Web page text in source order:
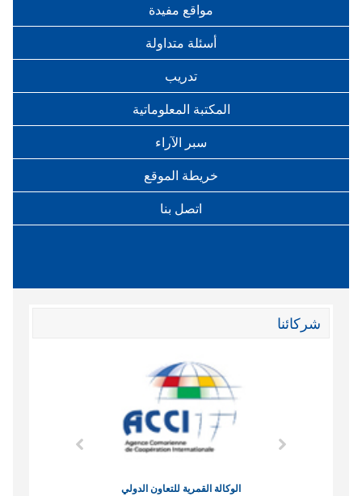
مواقع مفيدة
أسئلة متداولة
تدريب
المكتبة المعلوماتية
سبر الآراء
خريطة الموقع
اتصل بنا
شركائنا
الوكالة القمرية للتعاون الدولي